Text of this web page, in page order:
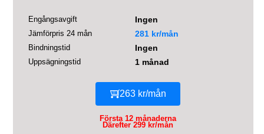
Engångsavgift Ingen
Jämförpris 24 mån 281 kr/mån
Bindningstid Ingen
Uppsägningstid 1 månad
263 kr/mån
Första 12 månaderna
Därefter 299 kr/mån